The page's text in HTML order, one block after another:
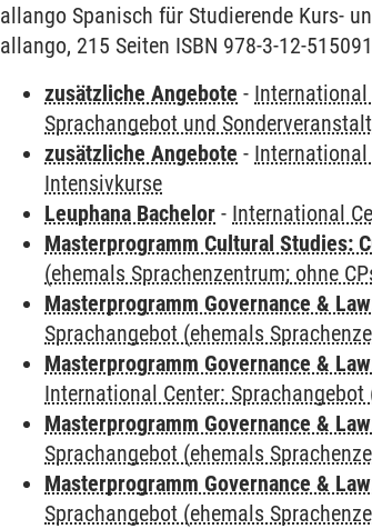
allango Spanisch für Studierende Kurs-
allango, 215 Seiten ISBN 978-3-12-
zusätzliche Angebote - International
Sprachangebot und
zusätzliche Angebote - International
Intensivkurse
Leuphana Bachelor - International
Masterprogramm Cultural Studies:
(ehemals Sprachenzentrum; ohne
Masterprogramm Governance &
Sprachangebot (ehemals
Masterprogramm Governance &
International Center:
Masterprogramm Governance &
Sprachangebot (ehemals
Masterprogramm Governance &
Sprachangebot (ehemals